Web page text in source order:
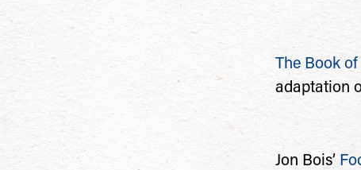
The Book
adaptation
Jon Bois’